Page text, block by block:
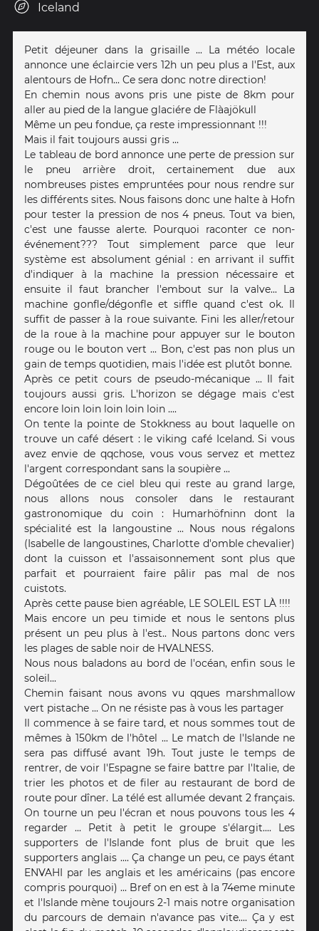
Iceland
Petit déjeuner dans la grisaille ... La météo locale
annonce une éclaircie vers 12h un peu plus a l'Est, aux
alentours de Hofn... Ce sera donc notre direction!
En chemin nous avons pris une piste de 8km pour
aller au pied de la langue glaciére de Flàajökull
Même un peu fondue, ça reste impressionnant !!!
Mais il fait toujours aussi gris ...
Le tableau de bord annonce une perte de pression sur
le pneu arrière droit, certainement due aux
nombreuses pistes empruntées pour nous rendre sur
les différents sites. Nous faisons donc une halte à Hofn
pour tester la pression de nos 4 pneus. Tout va bien,
c'est une fausse alerte. Pourquoi raconter ce non-
événement??? Tout simplement parce que leur
système est absolument génial : en arrivant il suffit
d'indiquer à la machine la pression nécessaire et
ensuite il faut brancher l'embout sur la valve... La
machine gonfle/dégonfle et siffle quand c'est ok. Il
suffit de passer à la roue suivante. Fini les aller/retour
de la roue à la machine pour appuyer sur le bouton
rouge ou le bouton vert ... Bon, c'est pas non plus un
gain de temps quotidien, mais l'idée est plutôt bonne.
Après ce petit cours de pseudo-mécanique ... Il fait
toujours aussi gris. L'horizon se dégage mais c'est
encore loin loin loin loin loin ....
On tente la pointe de Stokkness au bout laquelle on
trouve un café désert : le viking café Iceland. Si vous
avez envie de qqchose, vous vous servez et mettez
l'argent correspondant sans la soupière ...
Dégoûtées de ce ciel bleu qui reste au grand large,
nous allons nous consoler dans le restaurant
gastronomique du coin : Humarhöfninn dont la
spécialité est la langoustine ... Nous nous régalons
(Isabelle de langoustines, Charlotte d'omble chevalier)
dont la cuisson et l'assaisonnement sont plus que
parfait et pourraient faire pâlir pas mal de nos
cuistots.
Après cette pause bien agréable, LE SOLEIL EST LÀ !!!!
Mais encore un peu timide et nous le sentons plus
présent un peu plus à l'est.. Nous partons donc vers
les plages de sable noir de HVALNESS.
Nous nous baladons au bord de l'océan, enfin sous le
soleil...
Chemin faisant nous avons vu qques marshmallow
vert pistache ... On ne résiste pas à vous les partager
Il commence à se faire tard, et nous sommes tout de
mêmes à 150km de l'hôtel ... Le match de l'Islande ne
sera pas diffusé avant 19h. Tout juste le temps de
rentrer, de voir l'Espagne se faire battre par l'Italie, de
trier les photos et de filer au restaurant de bord de
route pour dîner. La télé est allumée devant 2 français.
On tourne un peu l'écran et nous pouvons tous les 4
regarder ... Petit à petit le groupe s'élargit.... Les
supporters de l'Islande font plus de bruit que les
supporters anglais .... Ça change un peu, ce pays étant
ENVAHI par les anglais et les américains (pas encore
compris pourquoi) ... Bref on en est à la 74eme minute
et l'Islande mène toujours 2-1 mais notre organisation
du parcours de demain n'avance pas vite.... Ça y est